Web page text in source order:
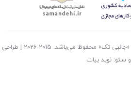
تمامی حقوق مادی و معنوی برای «جانبی تک» محفوظ می‌باشد. 2015-2026 | طراحی
و سئو: نوید بیات